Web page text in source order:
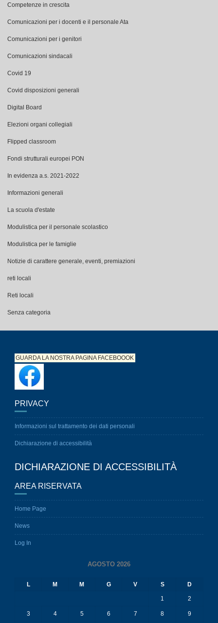
Competenze in crescita
Comunicazioni per i docenti e il personale Ata
Comunicazioni per i genitori
Comunicazioni sindacali
Covid 19
Covid disposizioni generali
Digital Board
Elezioni organi collegiali
Flipped classroom
Fondi strutturali europei PON
In evidenza a.s. 2021-2022
Informazioni generali
La scuola d'estate
Modulistica per il personale scolastico
Modulistica per le famiglie
Notizie di carattere generale, eventi, premiazioni
reti locali
Reti locali
Senza categoria
GUARDA LA NOSTRA PAGINAFACEBOOOK
PRIVACY
Informazioni sul trattamento dei dati personali
Dichiarazione di accessibilità
DICHIARAZIONE DI ACCESSIBILITÀ
AREA RISERVATA
Home Page
News
Log In
AGOSTO 2026
L M M G V S D
1 2
3 4 5 6 7 8 9